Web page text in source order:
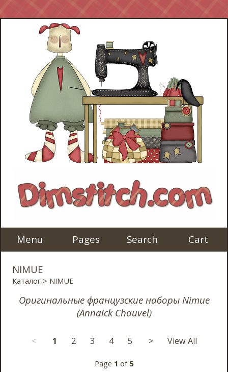
Menu Pages Search Cart
NIMUE
Каталог > NIMUE
Оригинальные французские наборы Nimue
(Annaick Chauvel)
< 1 2 3 4 5 > View All
Page 1 of 5